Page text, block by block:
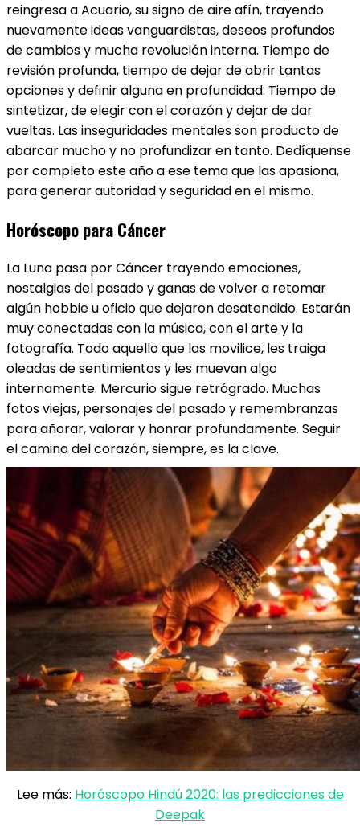
reingresa a Acuario, su signo de aire afín, trayendo
nuevamente ideas vanguardistas, deseos profundos
de cambios y mucha revolución interna. Tiempo de
revisión profunda, tiempo de dejar de abrir tantas
opciones y definir alguna en profundidad. Tiempo de
sintetizar, de elegir con el corazón y dejar de dar
vueltas. Las inseguridades mentales son producto de
abarcar mucho y no profundizar en tanto. Dedíquense
por completo este año a ese tema que las apasiona,
para generar autoridad y seguridad en el mismo.
Horóscopo para Cáncer
La Luna pasa por Cáncer ​trayendo emociones,
nostalgias del pasado y ganas de volver a retomar
algún hobbie u oficio que dejaron desatendido. Estarán
muy conectadas con la música, con el arte y la
fotografía. Todo aquello que las movilice, les traiga
oleadas de sentimientos y les muevan algo
internamente. Mercurio sigue retrógrado. Muchas
fotos viejas, personajes del pasado y remembranzas
para añorar, valorar y honrar profundamente. Seguir
el camino del corazón, siempre, es la clave.
Lee más: Horóscopo Hindú 2020: las predicciones de
Deepak